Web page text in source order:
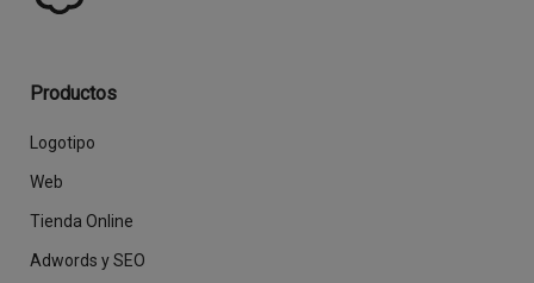
Productos
Logotipo
Web
Tienda Online
Adwords y SEO